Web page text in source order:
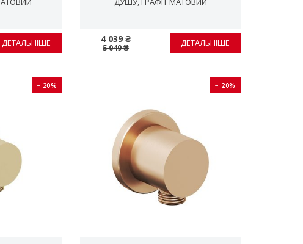
ДЕТАЛЬНІШЕ 4 039 ₴
5 049 ₴ ДЕТАЛЬНІШЕ
− 20% − 20%